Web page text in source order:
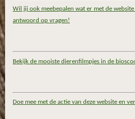
Wil jij ook meebepalen wat er met de website
antwoord op vragen!
Bekijk de mooiste dierenfilmpjes in de
Doe mee met de actie van deze website en